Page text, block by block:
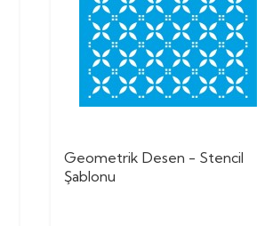
Geometrik Desen - Stencil
Şablonu